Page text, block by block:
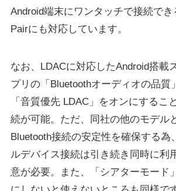
Android端末にワンタッチで接続でき
Pairにも対応しています。
なお、LDACに対応したAndroid搭載
プリの「Bluetoothオーディオの品質
「音質優先 LDAC」をオンにするこ
続が可能。ただ、同社の他のモデル
Bluetooth接続の安定性を確保する為
ルデバイス接続は引き続き同時に利
意が必要。また、「シアターモード